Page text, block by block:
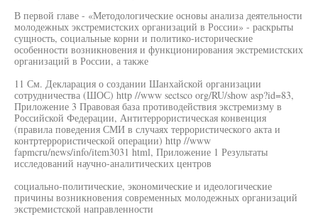
В первой главе - «Методологические основы анализа деятельности
молодежных экстремистских организаций в России» - раскрыты
сущность, социальные корни и политико-исторические
особенности возникновения и функционирования экстремистских
организаций в России, а также
11 См. Декларация о создании Шанхайской организации
сотрудничества (ШОС) http //www sectsco org/RU/show asp?id=83,
Приложение 3 Правовая база противодействия экстремизму в
Российской Федерации, Антитеррористическая конвенция
(правила поведения СМИ в случаях террористического акта и
контртеррористической операции) http //www
fapmcru/news/info/item3031 html, Приложение 1 Результаты
исследований научно-аналитических центров
социально-политические, экономические и идеологические
причины возникновения современных молодежных организаций
экстремистской направленности